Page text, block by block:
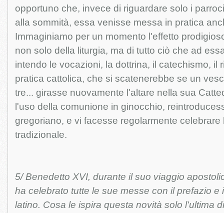
opportuno che, invece di riguardare solo i
alla sommità, essa venisse messa in pratica
Immaginiamo per un momento l'effetto
non solo della liturgia, ma di tutto ciò che ad
intendo le vocazioni, la dottrina, il catechismo, il
pratica cattolica, che si scatenerebbe se un
tre... girasse nuovamente l'altare nella sua
l'uso della comunione in ginocchio,
gregoriano, e vi facesse regolarmente celebrare
tradizionale.
5/ Benedetto XVI, durante il suo viaggio
ha celebrato tutte le sue messe con il prefazio e
latino. Cosa le ispira questa novità solo l'ultima